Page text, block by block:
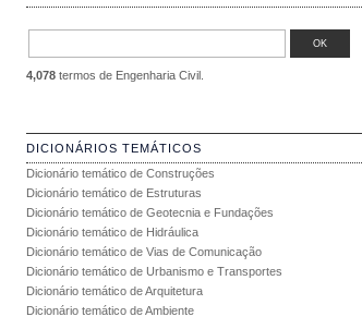
4,078termos de Engenharia Civil.
DICIONÁRIOS TEMÁTICOS
Dicionário temático de Construções
Dicionário temático de Estruturas
Dicionário temático de Geotecnia e Fundações
Dicionário temático de Hidráulica
Dicionário temático de Vias de Comunicação
Dicionário temático de Urbanismo e Transportes
Dicionário temático de Arquitetura
Dicionário temático de Ambiente